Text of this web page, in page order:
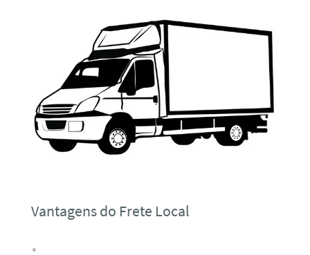
Vantagens do Frete Local